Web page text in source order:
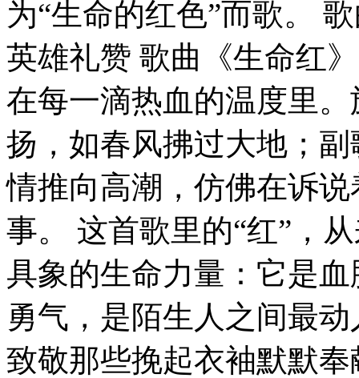
为“生命的红色”而歌。
英雄礼赞 歌曲《生命红
在每一滴热血的温度里
扬，如春风拂过大地；
情推向高潮，仿佛在诉
事。 这首歌里的“红”，
具象的生命力量：它是
勇气，是陌生人之间最
致敬那些挽起衣袖默默